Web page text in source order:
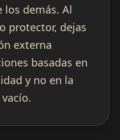
los demás. Al
protector, dejas
externa
basadas en
y no en la